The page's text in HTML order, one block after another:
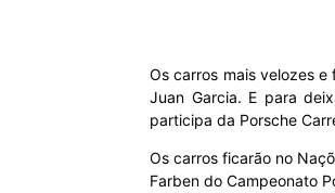
Os carros mais velozes
Juan Garcia. E para
participa da Porsche
Os carros ficarão no
Farben do Campeonato